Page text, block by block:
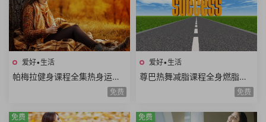
爱好•生活
帕梅拉健身课程全集热身运动
全身训练腹部训练臀腿训练舞
免费
爱好•生活
尊巴热舞减脂课程全身燃脂美
胸塑型缩腰平腹提臀塑腿Zumb
免费
免费 免费